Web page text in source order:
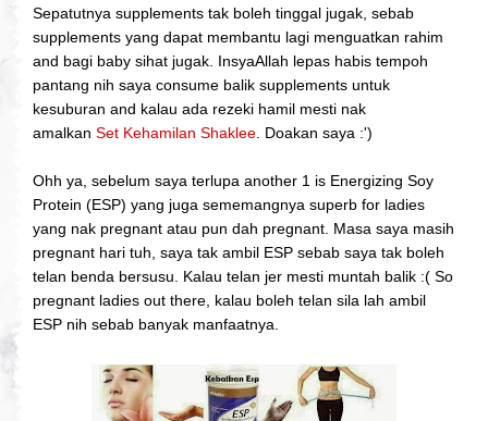
Sepatutnya supplements tak boleh tinggal jugak, sebab
supplements yang dapat membantu lagi menguatkan rahim
and bagi baby sihat jugak. InsyaAllah lepas habis tempoh
pantang nih saya consume balik supplements untuk
kesuburan and kalau ada rezeki hamil mesti nak
amalkan Set Kehamilan Shaklee . Doakan saya :')
Ohh ya, sebelum saya terlupa another 1 is Energizing Soy
Protein (ESP) yang juga sememangnya superb for ladies
yang nak pregnant atau pun dah pregnant. Masa saya masih
pregnant hari tuh, saya tak ambil ESP sebab saya tak boleh
telan benda bersusu. Kalau telan jer mesti muntah balik :( So
pregnant ladies out there, kalau boleh telan sila lah ambil
ESP nih sebab banyak manfaatnya.